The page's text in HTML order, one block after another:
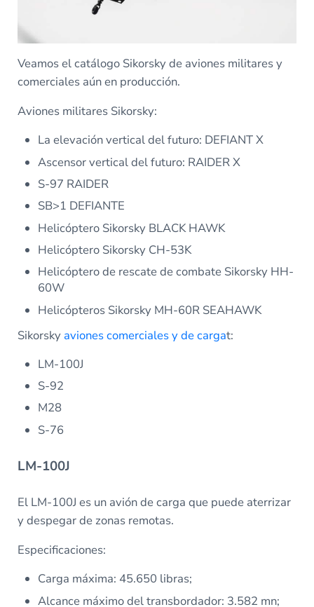
Veamos el catálogo Sikorsky de aviones militares y
comerciales aún en producción.
Aviones militares Sikorsky:
La elevación vertical del futuro: DEFIANT X
Ascensor vertical del futuro: RAIDER X
S-97 RAIDER
SB>1 DEFIANTE
Helicóptero Sikorsky BLACK HAWK
Helicóptero Sikorsky CH-53K
Helicóptero de rescate de combate Sikorsky HH-
60W
Helicópteros Sikorsky MH-60R SEAHAWK
Sikorsky aviones comerciales y de cargat:
LM-100J
S-92
M28
S-76
LM-100J
El LM-100J es un avión de carga que puede aterrizar
y despegar de zonas remotas.
Especificaciones:
Carga máxima: 45.650 libras;
Alcance máximo del transbordador: 3.582 mn;